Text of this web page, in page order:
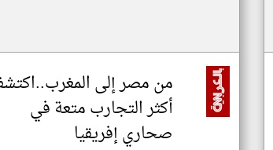
من مصر إلى
أكثر التجارب متعة في
صحاري إفريقيا